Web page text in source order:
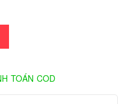
TOÁN COD